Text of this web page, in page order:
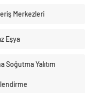
Merkezleri
Eşya
Soğutma Yalıtım